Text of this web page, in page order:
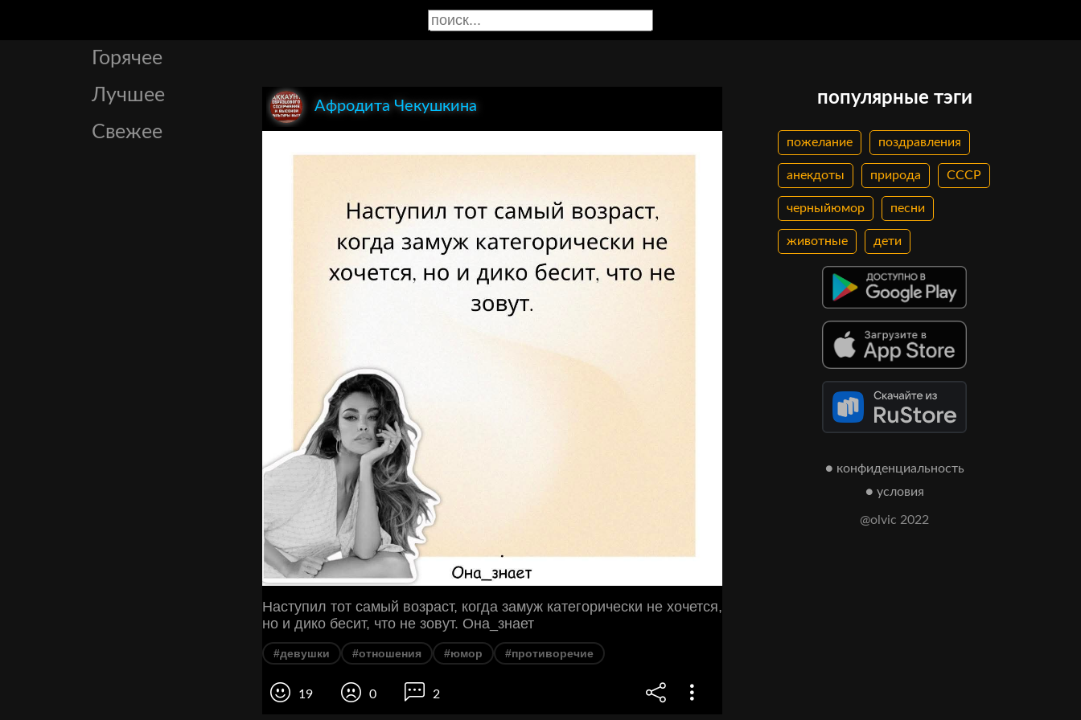
Горячее
Лучшее
Свежее
Афродита Чекушкина
Наступил тот самый возраст, когда замуж категорически не хочется,
но и дико бесит, что не зовут. Она_знает
#девушки #отношения #юмор #противоречие
19 0 2
популярные тэги
пожелание поздравления
анекдоты природа СССР
черныйюмор песни
животные дети
● конфиденциальность
● условия
@olvic 2022